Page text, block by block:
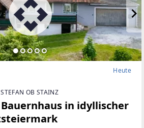
Heute
OB STAINZ
in idyllischer